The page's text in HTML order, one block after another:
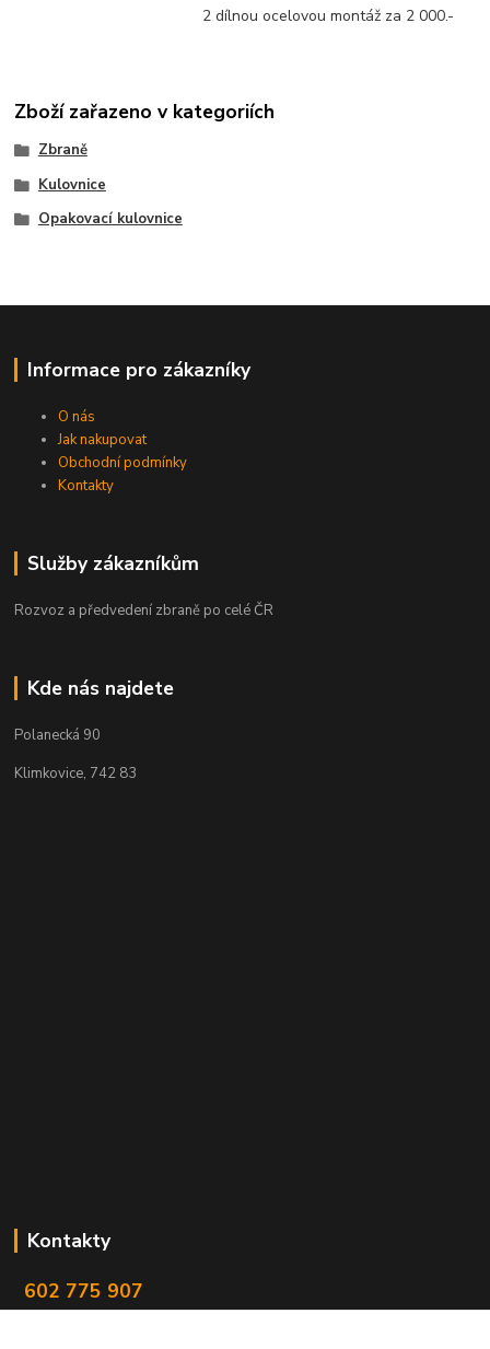
2 dílnou ocelovou montáž za 2 000.-
Zboží zařazeno v kategoriích
Zbraně
Kulovnice
Opakovací kulovnice
Informace pro zákazníky
O nás
Jak nakupovat
Obchodní podmínky
Kontakty
Služby zákazníkům
Rozvoz a předvedení zbraně po celé ČR
Kde nás najdete
Polanecká 90
Klimkovice, 742 83
Kontakty
602 775 907